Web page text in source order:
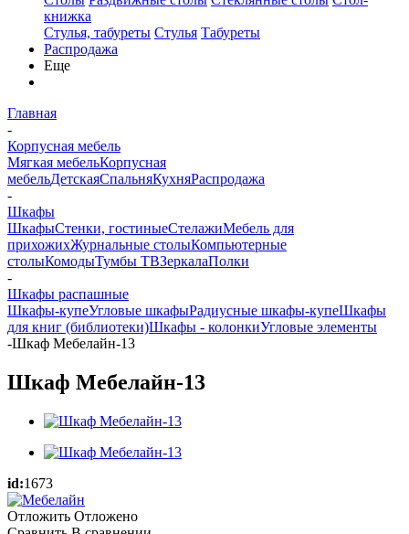
книжка
Стулья, табуреты Стулья Табуреты
Распродажа
Еще
Главная
-
Корпусная мебель
Мягкая мебельКорпусная
мебельДетскаяСпальняКухняРаспродажа
-
Шкафы
ШкафыСтенки, гостиныеСтелажиМебель для
прихожихЖурнальные столыКомпьютерные
столыКомодыТумбы ТВЗеркалаПолки
-
Шкафы распашные
Шкафы-купеУгловые шкафыРадиусные шкафы-купеШкафы
для книг (библиотеки)Шкафы - колонкиУгловые элементы
-Шкаф Мебелайн-13
Шкаф Мебелайн-13
id:1673
Отложить Отложено